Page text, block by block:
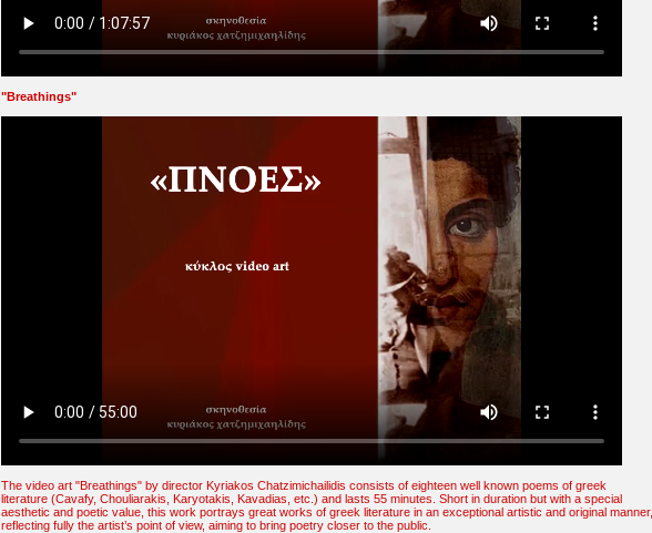
"Breathings"
The video art "Breathings" by director Kyriakos Chatzimichailidis consists of eighteen well known poems of greek
literature (Cavafy, Chouliarakis, Karyotakis, Kavadias, etc.) and lasts 55 minutes. Short in duration but with a special
aesthetic and poetic value, this work portrays great works of greek literature in an exceptional artistic and original manner,
reflecting fully the artist’s point of view, aiming to bring poetry closer to the public.